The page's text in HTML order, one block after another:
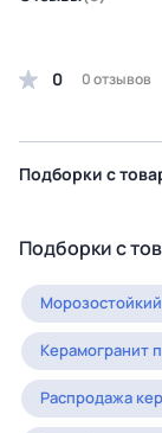
0 0 отзывов
Подборки с
Подборки с
Керамогранит
Распродажа